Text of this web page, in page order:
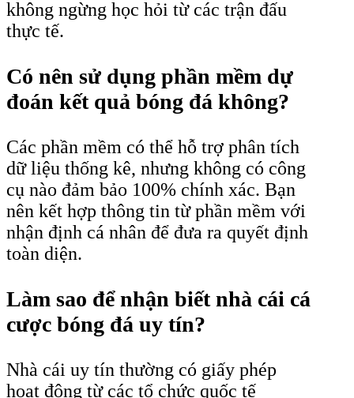
không ngừng học hỏi từ các trận đấu
thực tế.
Có nên sử dụng phần mềm dự
đoán kết quả bóng đá không?
Các phần mềm có thể hỗ trợ phân tích
dữ liệu thống kê, nhưng không có công
cụ nào đảm bảo 100% chính xác. Bạn
nên kết hợp thông tin từ phần mềm với
nhận định cá nhân để đưa ra quyết định
toàn diện.
Làm sao để nhận biết nhà cái cá
cược bóng đá uy tín?
Nhà cái uy tín thường có giấy phép
hoạt động từ các tổ chức quốc tế